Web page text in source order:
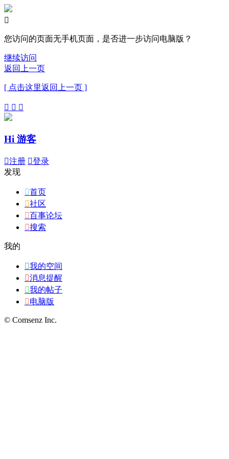

您访问的页面无手机页面，是否进一步访问电脑版？
继续访问
返回上一页
[ 点击这里返回上一页 ]
  
Hi 游客
注册 登录
发现
首页
社区
百事论坛
搜索
我的
我的空间
消息提醒
我的帖子
电脑版
© Comsenz Inc.